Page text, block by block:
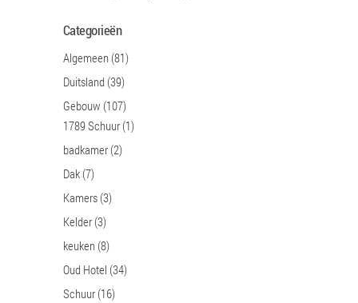
Categorieën
Algemeen (81)
Duitsland (39)
Gebouw (107)
1789 Schuur (1)
badkamer (2)
Dak (7)
Kamers (3)
Kelder (3)
keuken (8)
Oud Hotel (34)
Schuur (16)